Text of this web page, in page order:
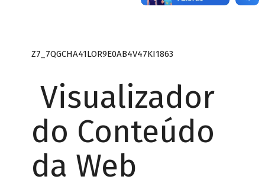
Z7_7QGCHA41LOR9E0AB4V47KI1863
Visualizador
do Conteúdo
da Web